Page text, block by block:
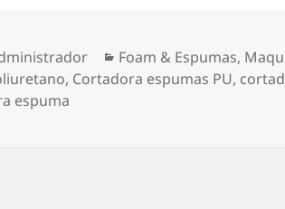
Categorías
Foam & Espumas,
, Cortadora espumas PU,
espuma